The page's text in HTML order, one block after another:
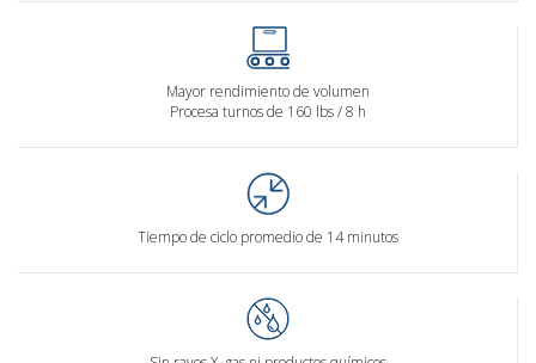
Mayor rendimiento de volumen
Procesa turnos de 160 lbs / 8 h
Tiempo de ciclo promedio de 14 minutos